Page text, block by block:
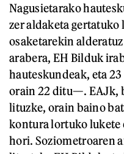
Nagusietarako
zer aldaketa gertatuko
osaketarekin
arabera, EH Bilduk
hauteskundeak, eta
orain 22 ditu—. EAJk,
lituzke, orain baino
kontura lortuko lukete
hori. Soziometroaren